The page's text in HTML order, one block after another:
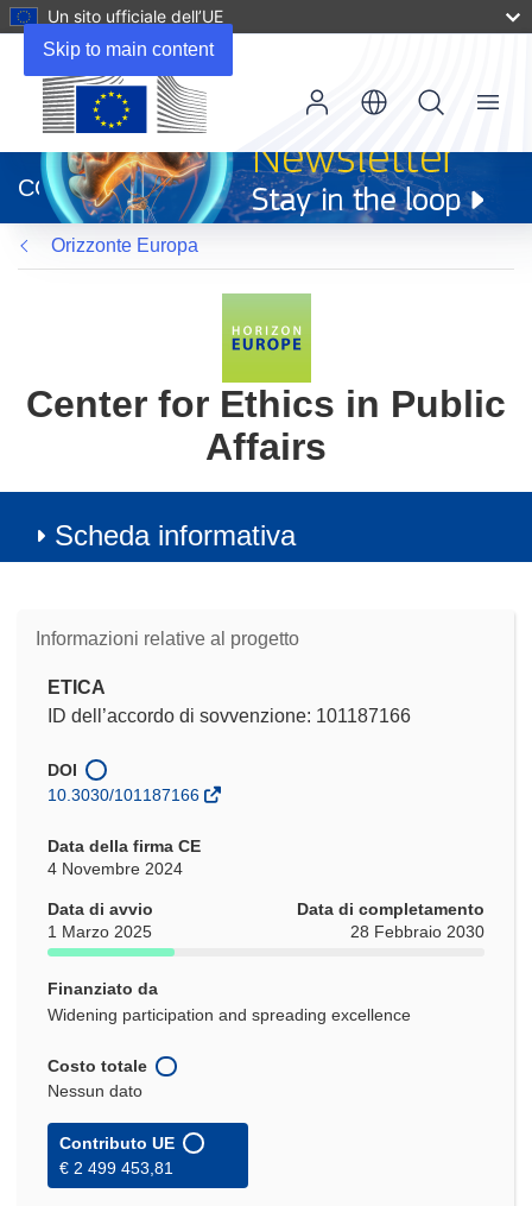
Skip to main content
Un sito ufficiale dell’UE
apre
in
una
nuova
finestra)
CORDIS
Menu
Orizzonte Europa
Center for Ethics in Public
Affairs
Scheda informativa
Informazioni relative al progetto
ETICA
ID dell’accordo di sovvenzione: 101187166
DOI
10.3030/101187166
Data della firma CE
4 Novembre 2024
Data di avvio
1 Marzo 2025
Data di completamento
28 Febbraio 2030
Finanziato da
Widening participation and spreading excellence
Costo totale
Nessun dato
Contributo UE
€ 2 499 453,81